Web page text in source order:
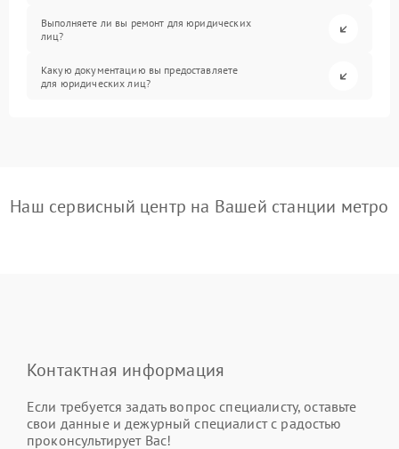
Выполняете ли вы ремонт для юридических
лиц?
Какую документацию вы предоставляете
для юридических лиц?
Наш сервисный центр на Вашей станции метро
Контактная информация
Если требуется задать вопрос специалисту, оставьте
свои данные и дежурный специалист с радостью
проконсультирует Вас!